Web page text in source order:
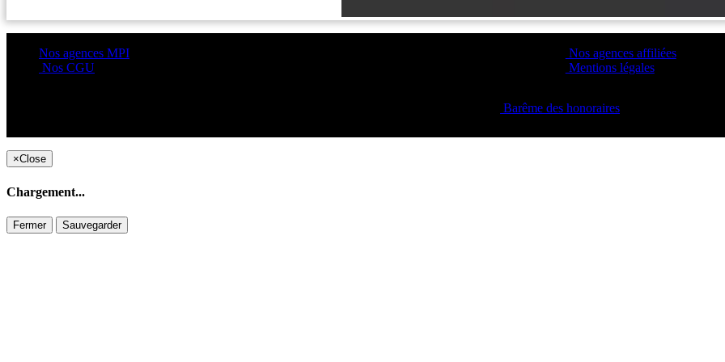
Nos agences MPI
Nos CGU
Nos agences affiliées
Mentions légales
Barême des honoraires
×Close
Chargement...
Fermer Sauvegarder